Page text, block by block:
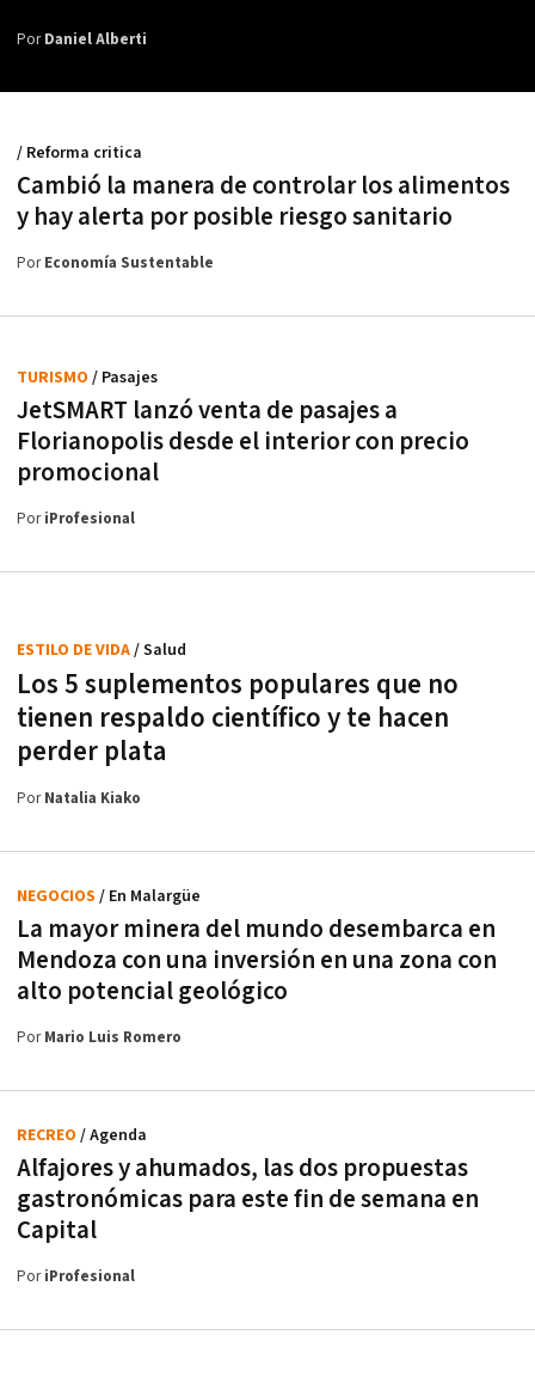
PorDaniel Alberti
Cambió la manera de controlar los alimentos
y hay alerta por posible riesgo sanitario
/ Reforma critica
PorEconomía Sustentable
JetSMART lanzó venta de pasajes a
Florianopolis desde el interior con precio
promocional
TURISMO / Pasajes
PoriProfesional
Los 5 suplementos populares que no
tienen respaldo científico y te hacen
perder plata
ESTILO DE VIDA/ Salud
PorNatalia Kiako
La mayor minera del mundo desembarca en
Mendoza con una inversión en una zona con
alto potencial geológico
NEGOCIOS / En Malargüe
PorMario Luis Romero
Alfajores y ahumados, las dos propuestas
gastronómicas para este fin de semana en
Capital
RECREO / Agenda
PoriProfesional